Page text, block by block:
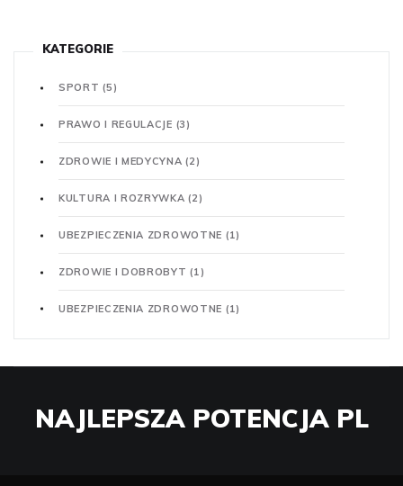
KATEGORIE
SPORT(5)
PRAWO I REGULACJE (3)
ZDROWIE I MEDYCYNA(2)
KULTURA I ROZRYWKA(2)
UBEZPIECZENIA ZDROWOTNE (1)
ZDROWIE I DOBROBYT(1)
UBEZPIECZENIA ZDROWOTNE (1)
NAJLEPSZA POTENCJA PL